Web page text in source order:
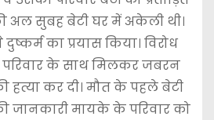
अल सुबह बेटी घर में अकेली थी।
का प्रयास किया। विरोध
के साथ मिलकर जबरन
हत्या कर दी। मौत के पहले बेटी
जानकारी मायके के परिवार को